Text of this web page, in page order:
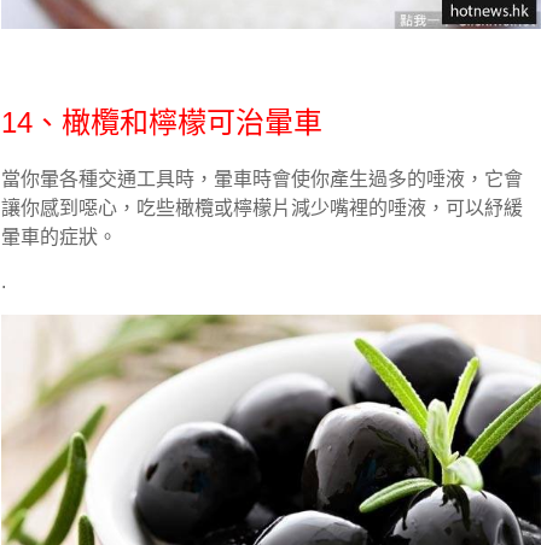
14、橄欖和檸檬可治暈車
當你暈各種交通工具時，暈車時會使你產生過多的唾液，它會
讓你感到噁心，吃些橄欖或檸檬片減少嘴裡的唾液，可以紓緩
暈車的症狀。
.